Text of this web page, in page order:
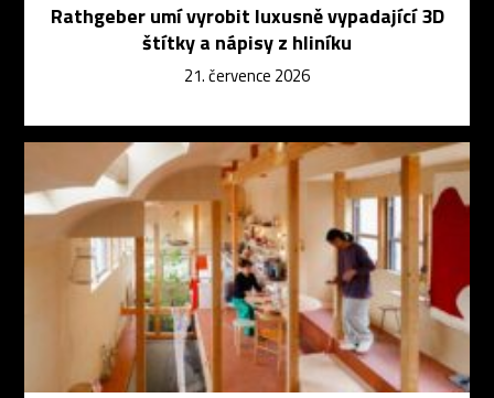
Rathgeber umí vyrobit luxusně vypadající 3D
štítky a nápisy z hliníku
21. července 2026